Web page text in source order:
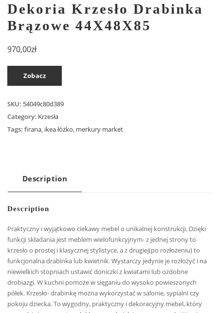
Dekoria Krzesło Drabinka
Brązowe 44X48X85
970,00zł
Zobacz
SKU: 54049c80d389
Category: Krzesła
Tags: firana, ikea łóżko, merkury market
Description
Description
Praktyczny i wyjątkowo ciekawy mebel o unikalnej konstrukcji. Dzięki
funkcji składania jest meblem wielofunkcyjnym- z jednej strony to
krzesło o prostej i klasycznej stylistyce, a z drugiej(po rozłożeniu) to
funkcjonalna drabinka lub kwietnik. Wystarczy jedynie je rozłożyć i na
niewielkich stopniach ustawić doniczki z kwiatami lub ozdobne
drobiazgi. W kuchni pomoże w sięganiu do wysoko powieszonych
półek. Krzesło- drabinkę można wykorzystać w salonie, sypialni czy
pokoju dziecka. To wygodny, praktyczny i dekoracyjny mebel, który